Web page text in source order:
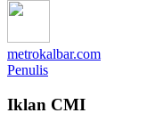
metrokalbar.com
Penulis
Iklan CMI